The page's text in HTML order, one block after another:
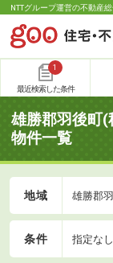
NTTグループ運営の不動産
1
最近検索した条件
雄勝郡羽後町
物件一覧
地域 雄勝郡
条件 指定なし